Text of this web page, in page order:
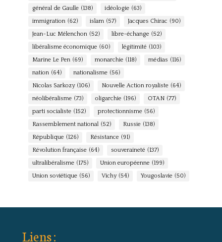
général de Gaulle (138) idéologie (63)
immigration (62) islam (57) Jacques Chirac (90)
Jean-Luc Mélenchon (52) libre-échange (52)
libéralisme économique (60) légitimité (103)
Marine Le Pen (69) monarchie (118) médias (116)
nation (64) nationalisme (56)
Nicolas Sarkozy (106) Nouvelle Action royaliste (64)
néolibéralisme (73) oligarchie (196) OTAN (77)
parti socialiste (152) protectionnisme (56)
Rassemblement national (52) Russie (138)
République (126) Résistance (91)
Révolution française (64) souveraineté (137)
ultralibéralisme (175) Union européenne (199)
Union soviétique (56) Vichy (54) Yougoslavie (50)
Liens :